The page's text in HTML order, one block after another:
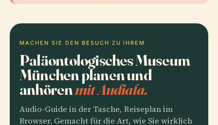
MACHEN SIE DEN BESUCH ZU IHREM
Paläontologisches Museum
München planen und
anhörenmit Audiala.
Audio-Guide in der Tasche, Reiseplan im
Browser. Gemacht für die Art, wie Sie wirklich